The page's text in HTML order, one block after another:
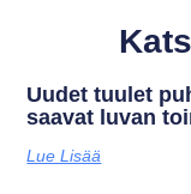
Uudet tuulet
saavat luvan
Lue Lisää